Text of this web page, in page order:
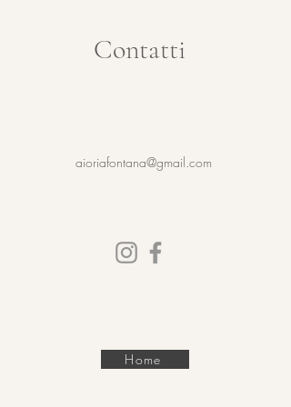
Contatti
aioriafontana@gmail.com
Home